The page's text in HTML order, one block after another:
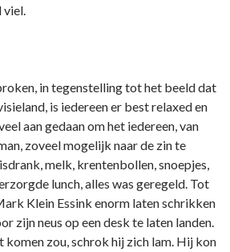
viel.
in tegenstelling tot het beeld dat
is iedereen er best relaxed en
aan gedaan om het iedereen, van
zoveel mogelijk naar de zin te
melk, krentenbollen, snoepjes,
lunch, alles was geregeld. Tot
Klein Essink enorm laten schrikken
zijn neus op een desk te laten landen.
zou, schrok hij zich lam. Hij kon